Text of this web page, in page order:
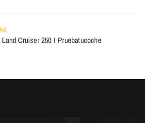
Land Cruiser 250 I Pruebatucoche